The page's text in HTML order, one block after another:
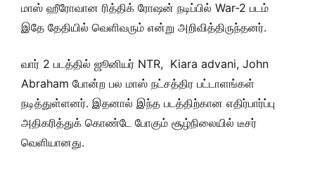
மாஸ் ஹீரோவான ரித்திக் ரோஷன் நடிப்பில் War-2 படம்
இதே தேதியில் வெளிவரும் என்று அறிவித்திருந்தனர்.
வார் 2 படத்தில் ஜூனியர் NTR, Kiara advani, John
Abraham போன்ற பல மாஸ் நட்சத்திர பட்டாளங்கள்
நடித்துள்ளனர். இதனால் இந்த படத்திற்கான எதிர்பார்ப்பு
அதிகரித்துக் கொண்டே போகும் சூழ்நிலையில் டீசர்
வெளியானது.